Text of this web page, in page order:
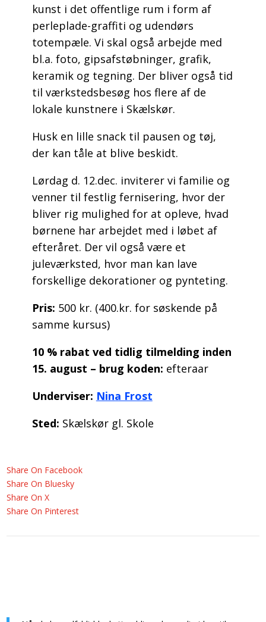
kunst i det offentlige rum i form af
perleplade-graffiti og udendørs
totempæle. Vi skal også arbejde med
bl.a. foto, gipsafstøbninger, grafik,
keramik og tegning. Der bliver også tid
til værkstedsbesøg hos flere af de
lokale kunstnere i Skælskør.
Husk en lille snack til pausen og tøj,
der kan tåle at blive beskidt.
Lørdag d. 12.dec. inviterer vi familie og
venner til festlig fernisering, hvor der
bliver rig mulighed for at opleve, hvad
børnene har arbejdet med i løbet af
efteråret. Der vil også være et
juleværksted, hvor man kan lave
forskellige dekorationer og pynteting.
Pris: 500 kr. (400.kr. for søskende på
samme kursus)
10 % rabat ved tidlig tilmelding inden
15. august – brug koden: efteraar
Underviser: Nina Frost
Sted: Skælskør gl. Skole
Share On Facebook
Share On Bluesky
Share On X
Share On Pinterest